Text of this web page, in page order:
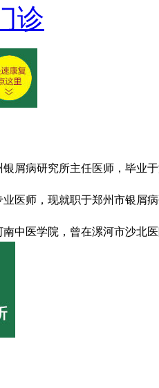
诊
屑病研究所主任医师，毕业
医师，现就职于郑州市银屑
中医学院，曾在漯河市沙北